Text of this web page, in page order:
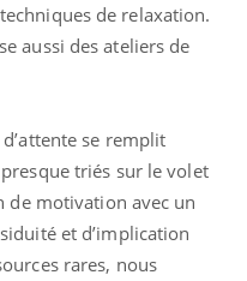
de relaxation.
aussi des ateliers de
se remplit
triés sur le volet
de motivation avec un
et d’implication
rares, nous